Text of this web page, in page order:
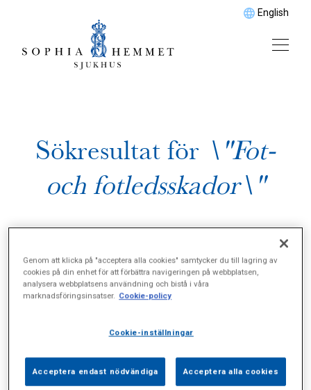
English
Sökresultat för \"Fot-
och fotledsskador\"
Sidor (0) Press (0) Sophianytt (0)
Genom att klicka på "acceptera alla cookies" samtycker du till lagring av
cookies på din enhet för att förbättra navigeringen på webbplatsen,
analysera webbplatsens användning och bistå i våra
marknadsföringsinsatser. Cookie-policy
Cookie-inställningar
Acceptera endast nödvändiga Acceptera alla cookies